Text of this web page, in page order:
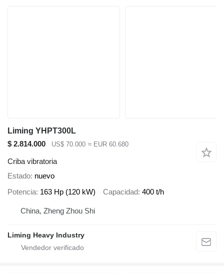
Liming YHPT300L
$ 2.814.000
US$ 70.000 ≈ EUR 60.680
Criba vibratoria
Estado nuevo
Potencia 163 Hp (120 kW) Capacidad 400 t/h
China, Zheng Zhou Shi
Liming Heavy Industry